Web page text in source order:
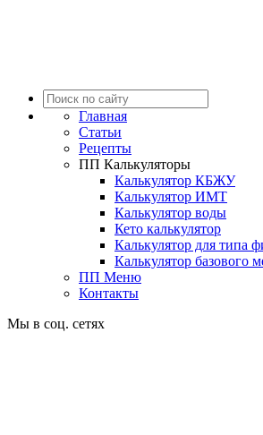
Главная
Статьи
Рецепты
ПП Калькуляторы
Калькулятор КБЖУ
Калькулятор ИМТ
Калькулятор воды
Кето калькулятор
Калькулятор для типа
Калькулятор базового
ПП Меню
Контакты
Мы в соц. сетях